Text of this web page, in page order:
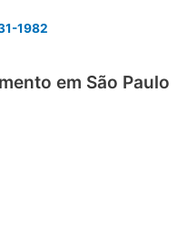
1982
em São Paulo